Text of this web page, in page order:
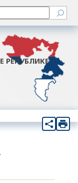
РЕПУБЛИКЕ